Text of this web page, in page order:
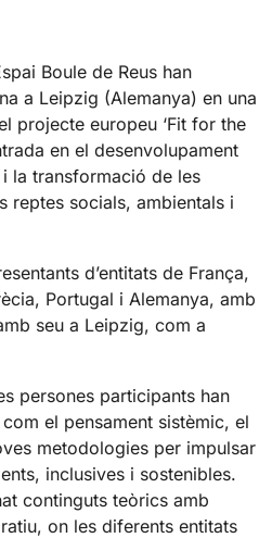
Boule de Reus han
a Leipzig (Alemanya) en una
projecte europeu ‘Fit for the
en el desenvolupament
i la transformació de les
reptes socials, ambientals i
d’entitats de França,
Portugal i Alemanya, amb
seu a Leipzig, com a
persones participants han
el pensament sistèmic, el
metodologies per impulsar
inclusives i sostenibles.
continguts teòrics amb
on les diferents entitats